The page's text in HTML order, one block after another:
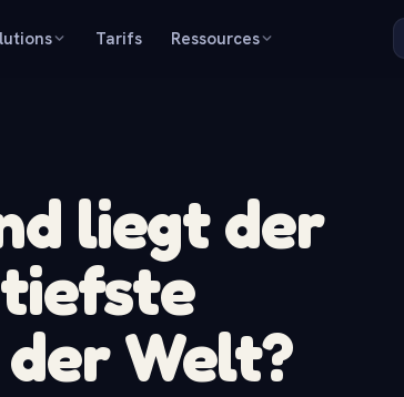
Tarifs Ressources
liegt der
Welt?